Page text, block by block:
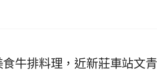
牛排料理，近新莊車站文青